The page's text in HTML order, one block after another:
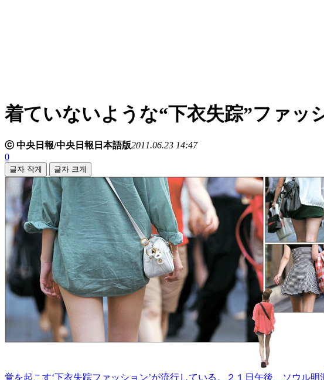
着ていないような“下衣失踪”ファ
ⓒ 中央日報/中央日報日本語版2011.06.23 14:47
0
글자 작게 글자 크게
覚を起こす‘下衣失踪ファッション’が流行している。２１日午後、ソウル